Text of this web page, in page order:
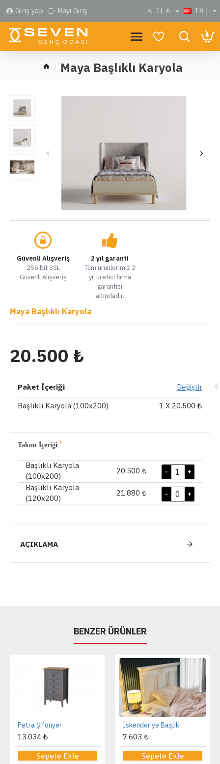
Giriş yap Bayi Giriş ₺ TL ₺ TR |
Maya Başlıklı Karyola
Güvenli Alışveriş
256 bit SSL
Güvenli Alışveriş
2 yıl garanti
Tüm ürünlerimiz 2
yıl üretici firma
garantisi
altındadır.
Maya Başlıklı Karyola
20.500 ₺
Paket İçeriği
Değiştir
Başlıklı Karyola (100x200)
1 X 20.500 ₺
Takım İçeriği
Başlıklı Karyola
(100x200)
20.500 ₺ +
-
Başlıklı Karyola
(120x200)
21.880 ₺ +
-
AÇIKLAMA
BENZER ÜRÜNLER
Petra Şifonyer
13.034 ₺
Sepete Ekle
İskenderiye Başlık
7.603 ₺
Sepete Ekle